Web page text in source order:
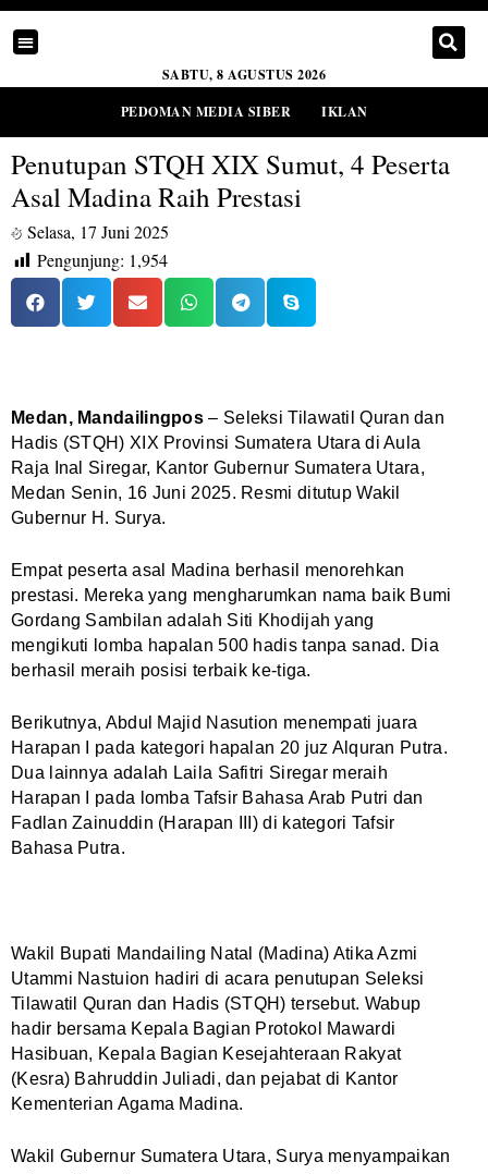
SABTU, 8 AGUSTUS 2026
PEDOMAN MEDIA SIBER
IKLAN
Penutupan STQH XIX Sumut, 4 Peserta
Asal Madina Raih Prestasi
Selasa, 17 Juni 2025
Pengunjung: 1,954
Medan, Mandailingpos – Seleksi Tilawatil Quran dan
Hadis (STQH) XIX Provinsi Sumatera Utara di Aula
Raja Inal Siregar, Kantor Gubernur Sumatera Utara,
Medan Senin, 16 Juni 2025. Resmi ditutup Wakil
Gubernur H. Surya.
Empat peserta asal Madina berhasil menorehkan
prestasi. Mereka yang mengharumkan nama baik Bumi
Gordang Sambilan adalah Siti Khodijah yang
mengikuti lomba hapalan 500 hadis tanpa sanad. Dia
berhasil meraih posisi terbaik ke-tiga.
Berikutnya, Abdul Majid Nasution menempati juara
Harapan I pada kategori hapalan 20 juz Alquran Putra.
Dua lainnya adalah Laila Safitri Siregar meraih
Harapan I pada lomba Tafsir Bahasa Arab Putri dan
Fadlan Zainuddin (Harapan III) di kategori Tafsir
Bahasa Putra.
Wakil Bupati Mandailing Natal (Madina) Atika Azmi
Utammi Nastuion hadiri di acara penutupan Seleksi
Tilawatil Quran dan Hadis (STQH) tersebut. Wabup
hadir bersama Kepala Bagian Protokol Mawardi
Hasibuan, Kepala Bagian Kesejahteraan Rakyat
(Kesra) Bahruddin Juliadi, dan pejabat di Kantor
Kementerian Agama Madina.
Wakil Gubernur Sumatera Utara, Surya menyampaikan